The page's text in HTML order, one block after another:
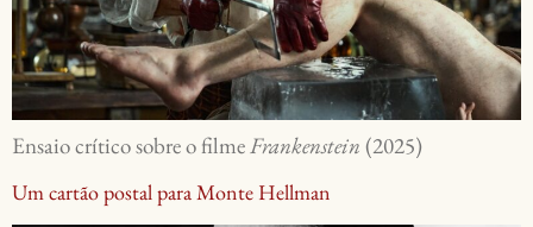
Ensaio crítico sobre o filmeFrankenstein (2025)
Um cartão postal para Monte Hellman